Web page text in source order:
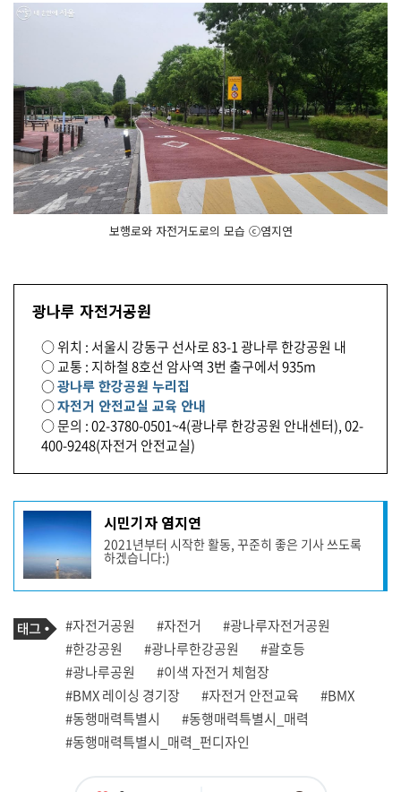
보행로와 자전거도로의 모습 ⓒ염지연
광나루 자전거공원
○ 위치 : 서울시 강동구 선사로 83-1 광나루 한강공원 내
○ 교통 : 지하철 8호선 암사역 3번 출구에서 935m
○광나루 한강공원 누리집
○자전거 안전교실 교육 안내
○ 문의 : 02-3780-0501~4(광나루 한강공원 안내센터), 02-
400-9248(자전거 안전교실)
기
사
작
성
자
프
필
시민기자 염지연
2021년부터 시작한 활동, 꾸준히 좋은 기사 쓰도록
하겠습니다:)
사
관
련
태
그
태
그
#자전거공원 #자전거
#광나루자전거공원
#한강공원
#광나루한강공원
#괄호등
#광나루공원
#이색 자전거 체험장
#BMX 레이싱 경기장
#자전거 안전교육
#BMX
#동행매력특별시
#동행매력특별시_매력
#동행매력특별시_매력_펀디자인